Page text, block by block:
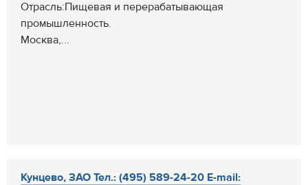
Отрасль:Пищевая и перерабатывающая
промышленность.
Москва,...
Кунцево, ЗАО Тел.: (495) 589-24-20 E-mail: